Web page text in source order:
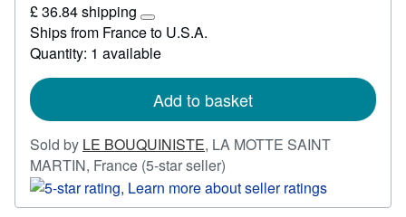
30.01
£ 36.84 shipping
Learn
more
about
rates
Ships from France to U.S.A.
Quantity: 1 available
Add to basket
Sold by LE BOUQUINISTE, LA MOTTE SAINT
MARTIN, France (5-star seller)
rating
5